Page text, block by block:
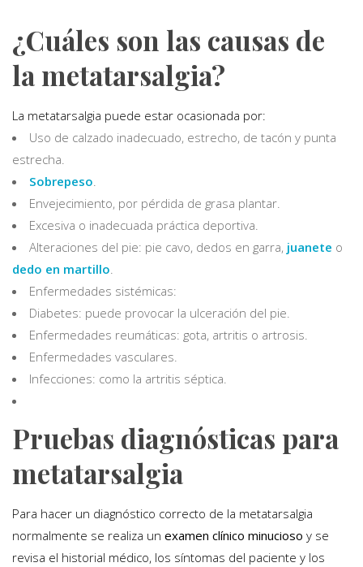
¿Cuáles son las causas de
la metatarsalgia?
La metatarsalgia puede estar ocasionada por:
Uso de calzado inadecuado, estrecho, de tacón y punta
estrecha.
Sobrepeso.
Envejecimiento, por pérdida de grasa plantar.
Excesiva o inadecuada práctica deportiva.
Alteraciones del pie: pie cavo, dedos en garra, juanete o
dedo en martillo.
Enfermedades sistémicas:
Diabetes: puede provocar la ulceración del pie.
Enfermedades reumáticas: gota, artritis o artrosis.
Enfermedades vasculares.
Infecciones: como la artritis séptica.
Pruebas diagnósticas para
metatarsalgia
Para hacer un diagnóstico correcto de la metatarsalgia
normalmente se realiza un examen clínico minucioso y se
revisa el historial médico, los síntomas del paciente y los